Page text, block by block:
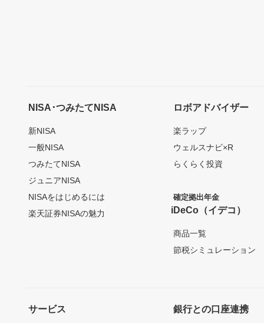
NISA･つみたてNISA
新NISA
一般NISA
つみたてNISA
ジュニアNISA
NISAをはじめるには
楽天証券NISAの魅力
ロボアドバイザー
楽ラップ
ウェルスナビ×R
らくらく投資
確定拠出年金
iDeCo（イデコ）
商品一覧
節税シミュレーション
サービス 銀行との口座連携